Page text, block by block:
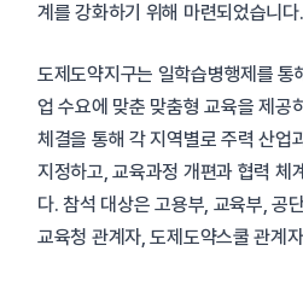
계를 강화하기 위해 마련되었습니다.
도제도약지구는 일학습병행제를 통
업 수요에 맞춘 맞춤형 교육을 제공
체결을 통해 각 지역별로 주력 산업
지정하고, 교육과정 개편과 협력 체
다. 참석 대상은 고용부, 교육부, 공
교육청 관계자, 도제도약스쿨 관계